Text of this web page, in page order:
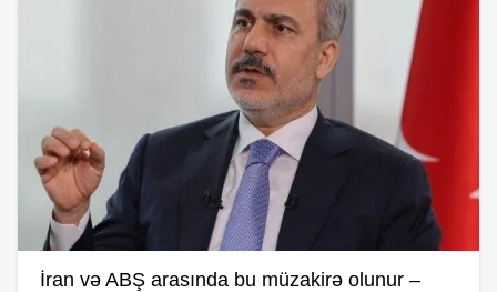
İran və ABŞ arasında bu müzakirə olunur –